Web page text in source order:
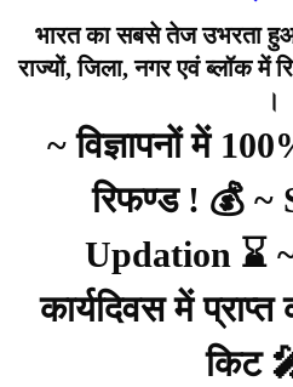
भारत का सबसे तेज उभरता
राज्यों, जिला, नगर एवं ब्लॉक में
।
~ विज्ञापनों में
रिफण्ड ! 💰 ~
Updation ⌛
कार्यदिवस में प्राप्त
किट